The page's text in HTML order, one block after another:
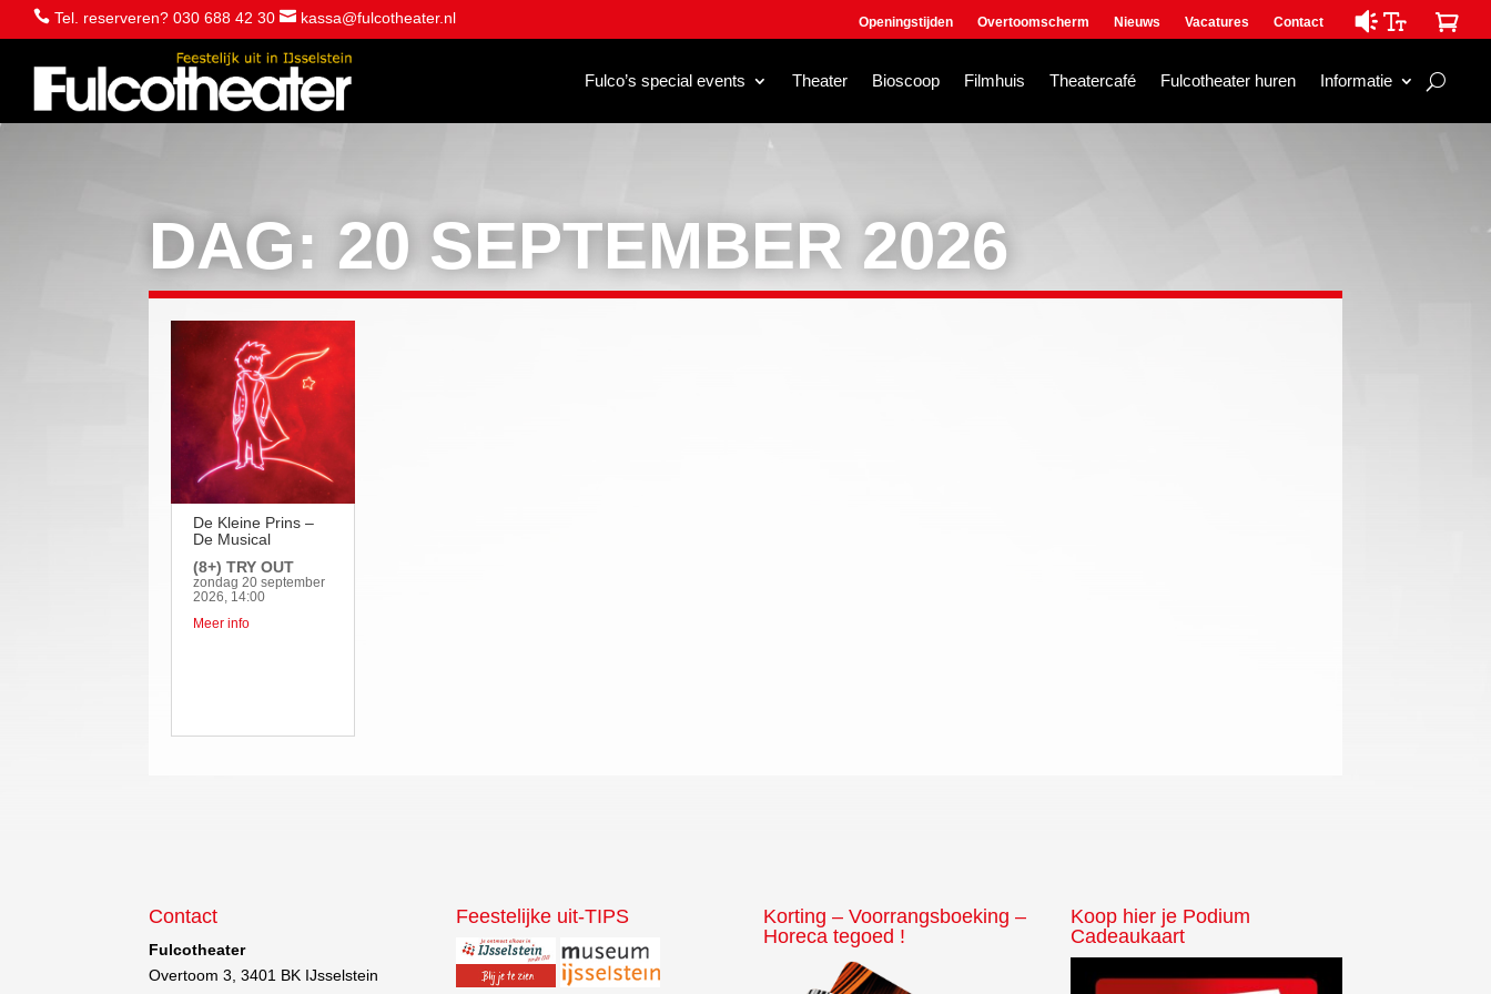
 Tel. reserveren? 030 688 42 30  kassa@fulcotheater.nl Openingstijden Overtoomscherm Nieuws Vacatures Contact 
Fulco’s special events Theater Bioscoop Filmhuis Theatercafé Fulcotheater huren Informatie
DAG: 20 SEPTEMBER 2026
De Kleine Prins –
De Musical
(8+) TRY OUT
zondag 20 september
2026, 14:00
Meer info
Contact
Fulcotheater
Overtoom 3, 3401 BK IJsselstein
Feestelijke uit-TIPS
Korting – Voorrangsboeking –
Horeca tegoed !
Koop hier je Podium
Cadeaukaart